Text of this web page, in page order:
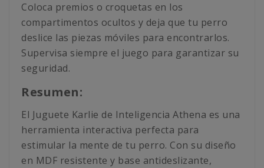
Coloca premios o croquetas en los
compartimentos ocultos y deja que tu perro
deslice las piezas móviles para encontrarlos.
Supervisa siempre el juego para garantizar su
seguridad.
Resumen:
El Juguete Karlie de Inteligencia Athena es una
herramienta interactiva perfecta para
estimular la mente de tu perro. Con su diseño
en MDF resistente y base antideslizante,